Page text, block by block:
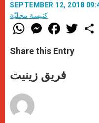
SEPTEMBER 12, 2018
كنيسة محليّة
W
h
t
s
p
p
M
e
s
e
g
e
F
a
e
b
o
k
w
Share this Entry
فريق زينيت